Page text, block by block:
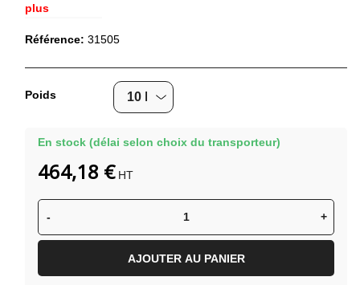
plus
Référence: 31505
Poids
En stock (délai selon choix du transporteur)
- +
AJOUTER AU PANIER
464,18 € HT